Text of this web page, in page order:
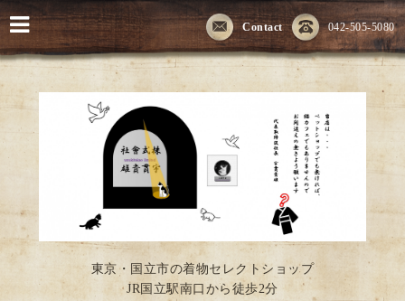
042-505-5080
Contact
東京・国立市の着物セレクトショップ
JR国立駅南口から徒歩2分